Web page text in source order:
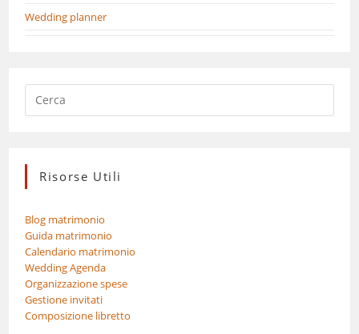
Wedding planner
Risorse Utili
Blog matrimonio
Guida matrimonio
Calendario matrimonio
Wedding Agenda
Organizzazione spese
Gestione invitati
Composizione libretto